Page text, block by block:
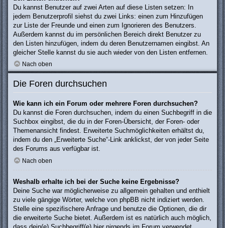
Du kannst Benutzer auf zwei Arten auf diese Listen setzen: In
jedem Benutzerprofil siehst du zwei Links: einen zum Hinzufügen
zur Liste der Freunde und einen zum Ignorieren des Benutzers.
Außerdem kannst du im persönlichen Bereich direkt Benutzer zu
den Listen hinzufügen, indem du deren Benutzernamen eingibst. An
gleicher Stelle kannst du sie auch wieder von den Listen entfernen.
Nach oben
Die Foren durchsuchen
Wie kann ich ein Forum oder mehrere Foren durchsuchen?
Du kannst die Foren durchsuchen, indem du einen Suchbegriff in die
Suchbox eingibst, die du in der Foren-Übersicht, der Foren- oder
Themenansicht findest. Erweiterte Suchmöglichkeiten erhältst du,
indem du den „Erweiterte Suche“-Link anklickst, der von jeder Seite
des Forums aus verfügbar ist.
Nach oben
Weshalb erhalte ich bei der Suche keine Ergebnisse?
Deine Suche war möglicherweise zu allgemein gehalten und enthielt
zu viele gängige Wörter, welche von phpBB nicht indiziert werden.
Stelle eine spezifischere Anfrage und benutze die Optionen, die dir
die erweiterte Suche bietet. Außerdem ist es natürlich auch möglich,